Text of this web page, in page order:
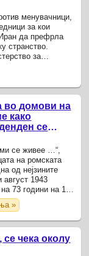
менувачници,
за кои
да префрла
странство.
за
од
а потоа ...
во домови на
како
се
што ја
ми се живее …“,
на ромската
од нејзините
1943
73 години на 11-
»
чека околу